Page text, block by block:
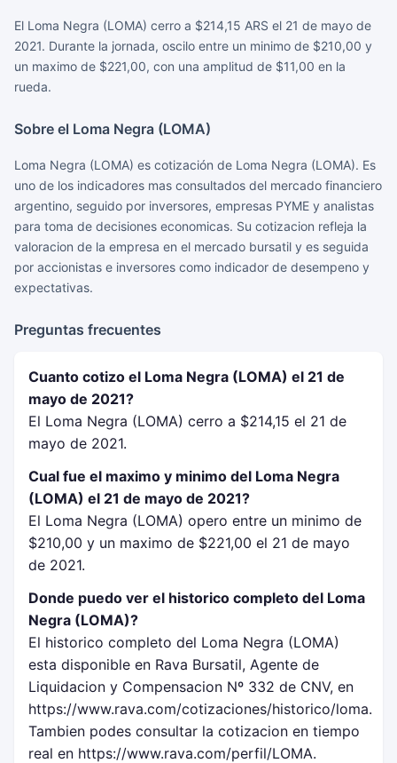
El Loma Negra (LOMA) cerro a $214,15 ARS el 21 de mayo de
2021. Durante la jornada, oscilo entre un minimo de $210,00 y
un maximo de $221,00, con una amplitud de $11,00 en la
rueda.
Sobre el Loma Negra (LOMA)
Loma Negra (LOMA) es cotización de Loma Negra (LOMA). Es
uno de los indicadores mas consultados del mercado financiero
argentino, seguido por inversores, empresas PYME y analistas
para toma de decisiones economicas. Su cotizacion refleja la
valoracion de la empresa en el mercado bursatil y es seguida
por accionistas e inversores como indicador de desempeno y
expectativas.
Preguntas frecuentes
Cuanto cotizo el Loma Negra (LOMA) el 21 de
mayo de 2021?
El Loma Negra (LOMA) cerro a $214,15 el 21 de
mayo de 2021.
Cual fue el maximo y minimo del Loma Negra
(LOMA) el 21 de mayo de 2021?
El Loma Negra (LOMA) opero entre un minimo de
$210,00 y un maximo de $221,00 el 21 de mayo
de 2021.
Donde puedo ver el historico completo del Loma
Negra (LOMA)?
El historico completo del Loma Negra (LOMA)
esta disponible en Rava Bursatil, Agente de
Liquidacion y Compensacion Nº 332 de CNV, en
https://www.rava.com/cotizaciones/historico/loma.
Tambien podes consultar la cotizacion en tiempo
real en https://www.rava.com/perfil/LOMA.